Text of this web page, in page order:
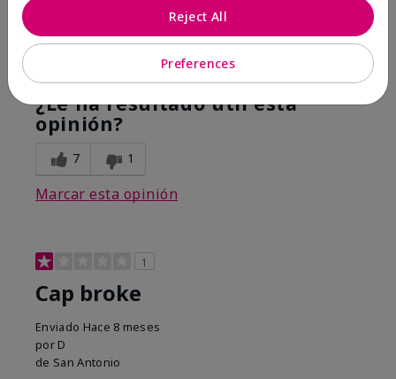
Mostrar Traducción
Sí, recomendaría a un amigo
¿Le ha resultado útil esta
opinión?
7 1
Marcar esta opinión
1
Cap broke
Enviado Hace 8 meses
por D
de San Antonio
Preferences
Reject All